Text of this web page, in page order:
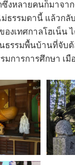
งหลายคนก็มาจาก
ธรรมดานี้ แล้วกลั
องเทศกาลโฮเน็น
รรมพื้นบ้านที่จับต้
การการศึกษา เมื